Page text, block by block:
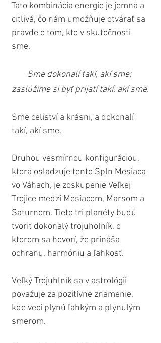
Táto kombinácia energie je jemná a
citlivá, čo nám umožňuje otvárať sa
pravde o tom, kto v skutočnosti
sme.
Sme dokonalí takí, akí sme;
zaslúžime si byť prijatí takí, akí sme.
Sme celiství a krásni, a dokonalí
takí, akí sme.
Druhou vesmírnou konfiguráciou,
ktorá osladzuje tento Spln Mesiaca
vo Váhach, je zoskupenie Veľkej
Trojice medzi Mesiacom, Marsom a
Saturnom. Tieto tri planéty budú
tvoriť dokonalý trojuholník, o
ktorom sa hovorí, že prináša
ochranu, harmóniu a ľahkosť.
Veľký Trojuhlník sa v astrológii
považuje za pozitívne znamenie,
kde veci plynú ľahkým a plynulým
smerom.